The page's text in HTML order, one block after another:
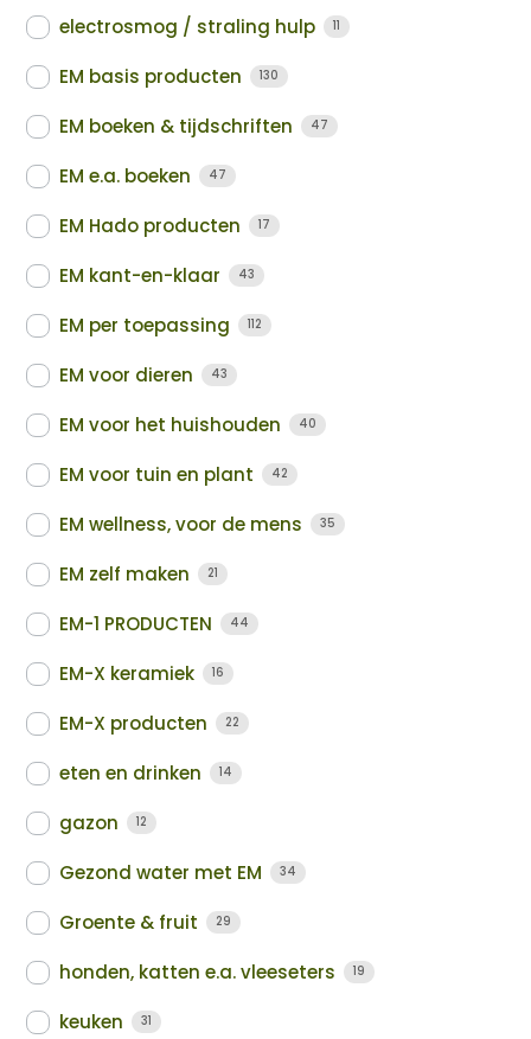
electrosmog / straling hulp 11
EM basis producten 130
EM boeken & tijdschriften 47
EM e.a. boeken 47
EM Hado producten 17
EM kant-en-klaar 43
EM per toepassing 112
EM voor dieren 43
EM voor het huishouden 40
EM voor tuin en plant 42
EM wellness, voor de mens 35
EM zelf maken 21
EM-1 PRODUCTEN 44
EM-X keramiek 16
EM-X producten 22
eten en drinken 14
gazon 12
Gezond water met EM 34
Groente & fruit 29
honden, katten e.a. vleeseters 19
keuken 31